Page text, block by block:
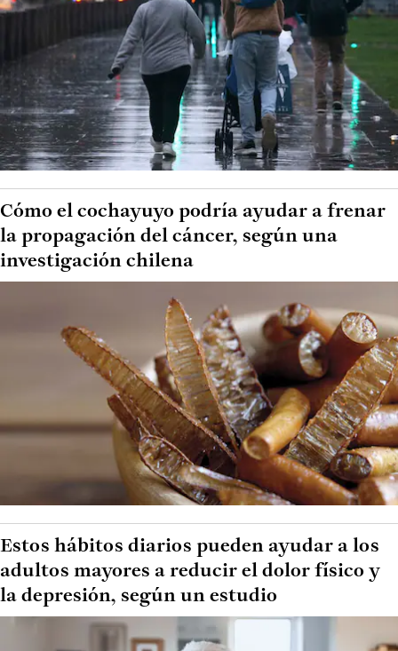
Cómo el cochayuyo podría ayudar a frenar
la propagación del cáncer, según una
investigación chilena
Estos hábitos diarios pueden ayudar a los
adultos mayores a reducir el dolor físico y
la depresión, según un estudio